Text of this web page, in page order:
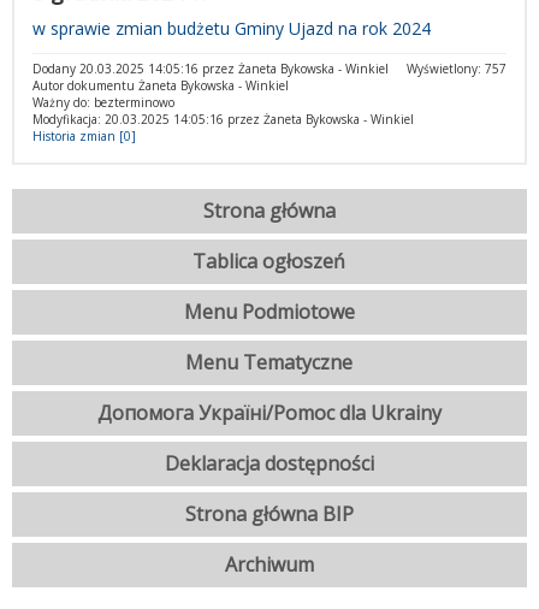
w sprawie zmian budżetu Gminy Ujazd na rok 2024
Wyświetlony: 757
Dodany 20.03.2025 14:05:16 przez Żaneta Bykowska - Winkiel
Autor dokumentu Żaneta Bykowska - Winkiel
Ważny do: bezterminowo
Modyfikacja: 20.03.2025 14:05:16 przez Żaneta Bykowska - Winkiel
Historia zmian [0]
Strona główna
Tablica ogłoszeń
Menu Podmiotowe
Menu Tematyczne
Допомога Україні/Pomoc dla Ukrainy
Deklaracja dostępności
Strona główna BIP
Archiwum